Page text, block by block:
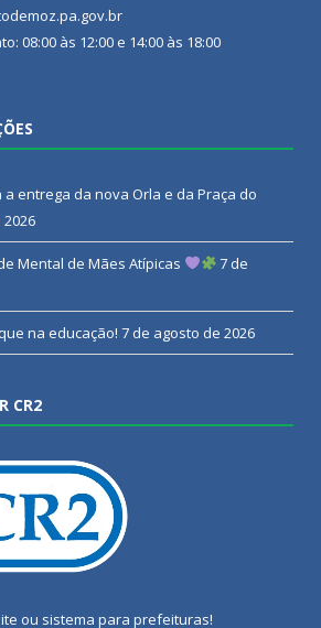
08:00 às 12:00 e 14:00 às 18:00
entrega da nova Orla e da Praça do
Mental de Mães Atípicas
7 de
na educação! 7 de agosto de 2026
CR2
ou sistema para prefeituras!